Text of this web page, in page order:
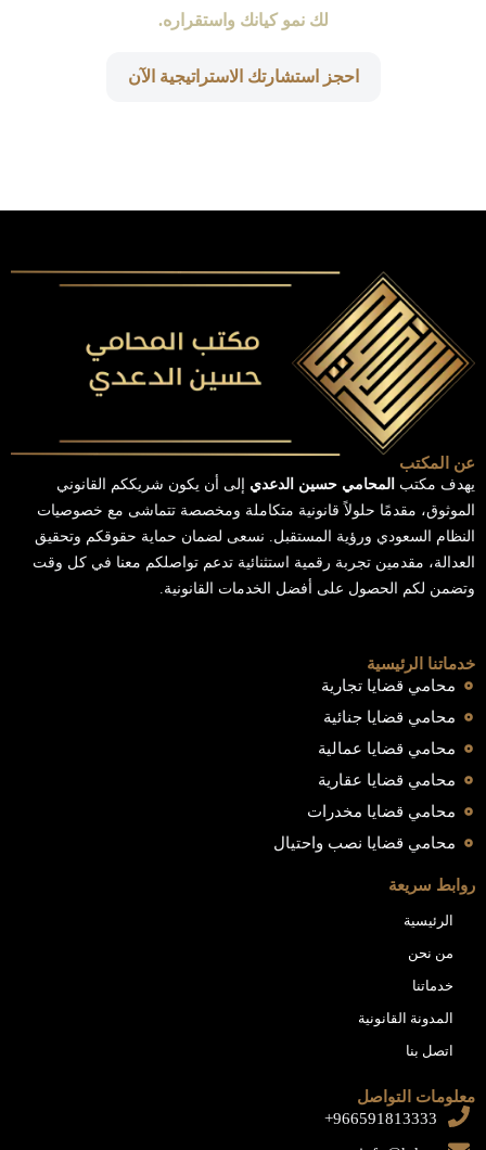
لك نمو كيانك واستقراره.
احجز استشارتك الاستراتيجية الآن
عن المكتب
يهدف مكتب المحامي حسين الدعدي إلى أن يكون شريككم القانوني
الموثوق، مقدمًا حلولاً قانونية متكاملة ومخصصة تتماشى مع خصوصيات
النظام السعودي ورؤية المستقبل. نسعى لضمان حماية حقوقكم وتحقيق
العدالة، مقدمين تجربة رقمية استثنائية تدعم تواصلكم معنا في كل وقت
وتضمن لكم الحصول على أفضل الخدمات القانونية.
خدماتنا الرئيسية
محامي قضايا تجارية
محامي قضايا جنائية
محامي قضايا عمالية
محامي قضايا عقارية
محامي قضايا مخدرات
محامي قضايا نصب واحتيال
روابط سريعة
الرئيسية
من نحن
خدماتنا
المدونة القانونية
اتصل بنا
معلومات التواصل
966591813333+